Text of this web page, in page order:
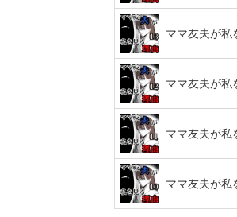
ママ友夫が私
ママ友夫が私
ママ友夫が私
ママ友夫が私